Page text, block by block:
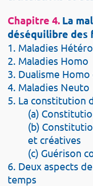
Chapitre 4.La
déséquilibre des
1. Maladies Hétéro
2. Maladies Homo
3. Dualisme
4. Maladies Neuto
5. La constitution
(a)
(b)
et créatives
(c) Guérison
6. Deux aspects
temps